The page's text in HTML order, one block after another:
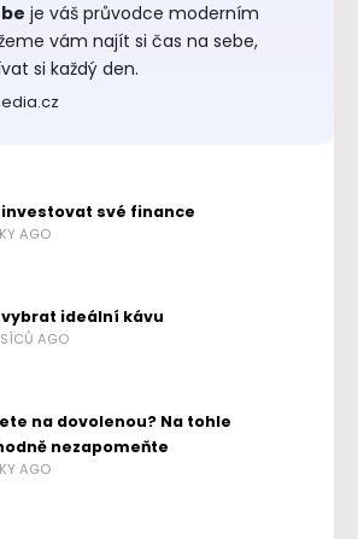
je váš průvodce moderním
vám najít si čas na sebe,
si každý den.
investovat své finance
AGO
vybrat ideální kávu
AGO
na dovolenou? Na tohle
nezapomeňte
AGO